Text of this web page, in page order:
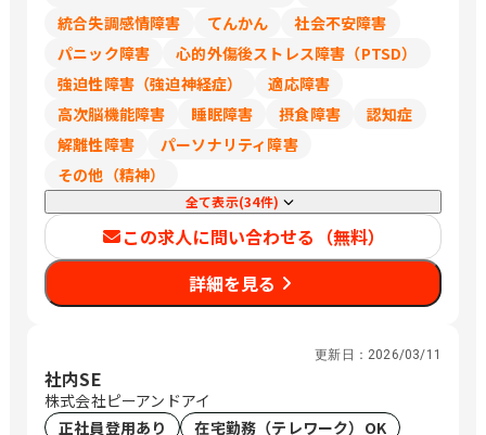
統合失調感情障害
てんかん
社会不安障害
パニック障害
心的外傷後ストレス障害（PTSD）
強迫性障害（強迫神経症）
適応障害
高次脳機能障害
睡眠障害 摂食障害
認知症
解離性障害
パーソナリティ障害
その他（精神）
全て表示(34件)
この求人に問い合わせる（無料）
詳細を見る
更新日： 2026/03/11
社内SE
株式会社ピーアンドアイ
正社員登用あり
在宅勤務（テレワーク）OK